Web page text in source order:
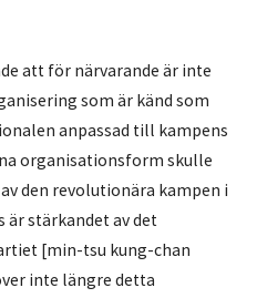
att för närvarande är inte
som är känd som
anpassad till kampens
organisationsform skulle
den revolutionära kampen i
är stärkandet av det
[min-tsu kung-chan
inte längre detta